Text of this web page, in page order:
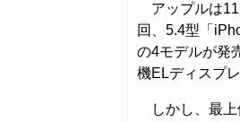
アップルは11
回、5.4型「
の4モデルが発
機ELディスプ
しかし、最上